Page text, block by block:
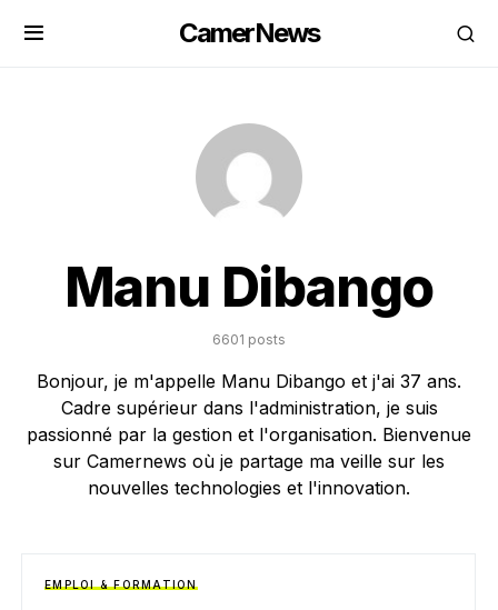
CamerNews
Manu Dibango
6601 posts
Bonjour, je m'appelle Manu Dibango et j'ai 37 ans.
Cadre supérieur dans l'administration, je suis
passionné par la gestion et l'organisation. Bienvenue
sur Camernews où je partage ma veille sur les
nouvelles technologies et l'innovation.
EMPLOI & FORMATION